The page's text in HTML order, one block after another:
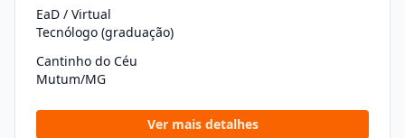
EaD / Virtual
Tecnólogo (graduação)
Cantinho do Céu
Mutum/MG
Ver mais detalhes